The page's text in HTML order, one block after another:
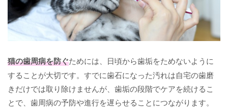
猫の歯周病を防ぐためには、日頃から歯垢をためないように
することが大切です。すでに歯石になった汚れは自宅の歯磨
きだけでは取り除けませんが、歯垢の段階でケアを続けるこ
とで、歯周病の予防や進行を遅らせることにつながります。